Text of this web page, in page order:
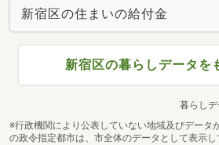
新宿区の住まいの給付金
新宿区の暮らしデータを
暮らしデ
※行政機関により公表していない地域及びデータ
の政令指定都市は、市全体のデータとして表示し